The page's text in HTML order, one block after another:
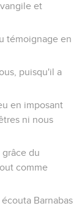
et
témoignage en
puisqu'il a
en imposant
ni nous
grâce du
comme
Barnabas